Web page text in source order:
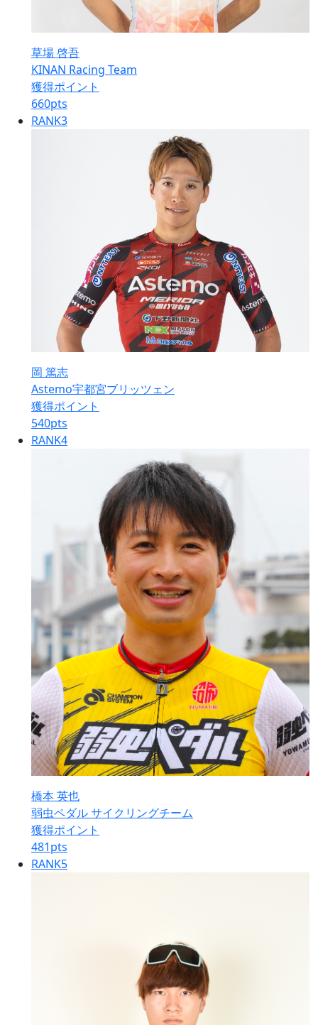
草場 啓吾
KINAN Racing Team
獲得ポイント
660pts
RANK3
岡 篤志
Astemo宇都宮ブリッツェン
獲得ポイント
540pts
RANK4
橋本 英也
弱虫ペダル サイクリングチーム
獲得ポイント
481pts
RANK5